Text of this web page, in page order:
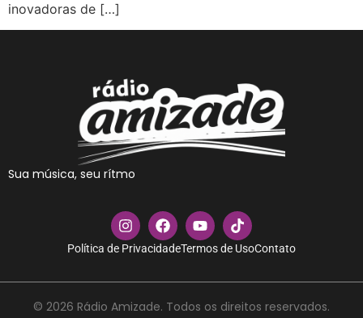
inovadoras de […]
Sua música, seu rítmo
Política de PrivacidadeTermos de UsoContato
© 2026 Rádio Amizade. Todos os direitos reservados.